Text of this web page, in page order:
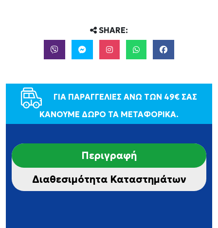
SHARE:
ΓΙΑ ΠΑΡΑΓΓΕΛΙΕΣ ΑΝΩ ΤΩΝ 49€ ΣΑΣ
ΚΑΝΟΥΜΕ ΔΩΡΟ ΤΑ ΜΕΤΑΦΟΡΙΚΑ.
Περιγραφή
Διαθεσιμότητα Καταστημάτων